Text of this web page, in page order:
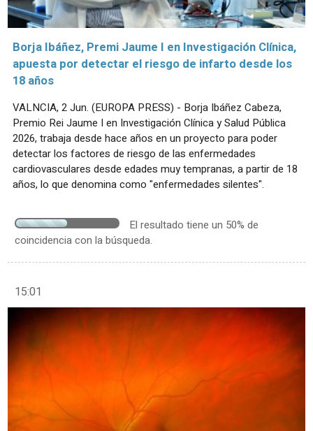
Borja Ibáñez, Premi Jaume I en Investigación Clínica,
apuesta por detectar el riesgo de infarto desde los
18 años
VALNCIA, 2 Jun. (EUROPA PRESS) - Borja Ibáñez Cabeza,
Premio Rei Jaume I en Investigación Clínica y Salud Pública
2026, trabaja desde hace años en un proyecto para poder
detectar los factores de riesgo de las enfermedades
cardiovasculares desde edades muy tempranas, a partir de 18
años, lo que denomina como "enfermedades silentes".
El resultado tiene un 50% de
coincidencia con la búsqueda.
15:01